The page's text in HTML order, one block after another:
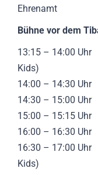
Ehrenamt
Bühne vor dem
13:15 – 14:00
Kids)
14:00 – 14:30
14:30 – 15:00
15:00 – 15:15
16:00 – 16:30
16:30 – 17:00
Kids)